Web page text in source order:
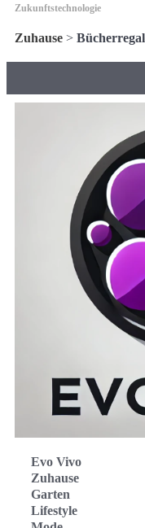
Zukunftstechnologie
Zuhause >
Evo Vivo
Zuhause
Garten
Lifestyle